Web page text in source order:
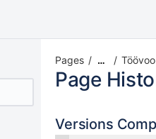
Pages …
Page
Versions